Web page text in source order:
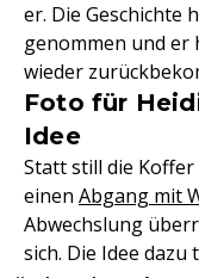
er. Die Geschichte
genommen und er
wieder
Foto für
Idee
Statt still die Koffer
einen Abgang mit
Abwechslung
sich. Die Idee